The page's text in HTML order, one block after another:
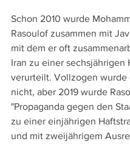
Schon 2010 wurde
Rasoulof zusammen mit
mit dem er oft
Iran zu einer sechsjährigen
verurteilt. Vollzogen wurde
nicht, aber 2019 wurde
"Propaganda gegen den
zu einer einjährigen
und mit zweijährigem